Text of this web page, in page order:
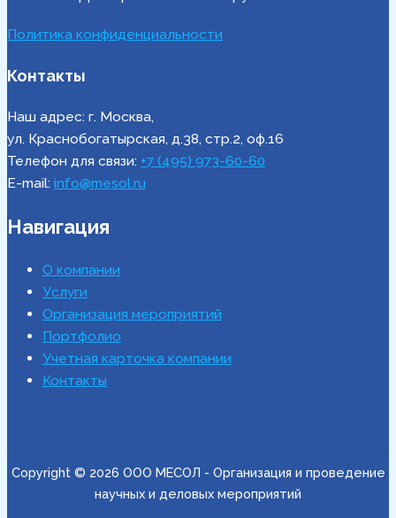
Политика конфиденциальности
Контакты
Наш адрес: г. Москва,
ул. Краснобогатырская, д.38, стр.2, оф.16
Телефон для связи: +7 (495) 973-60-60
E-mail: info@mesol.ru
Навигация
О компании
Услуги
Организация мероприятий
Портфолио
Учетная карточка компании
Контакты
Copyright © 2026 ООО МЕСОЛ - Организация и проведение
научных и деловых мероприятий